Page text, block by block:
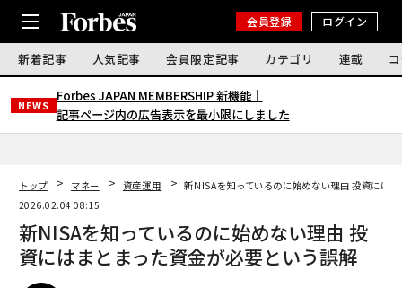
会員登録 ログイン
新着記事 人気記事 会員限定記事 カテゴリ 連載
NEWS
Forbes JAPAN MEMBERSHIP 新機能｜
記事ページ内の広告表示を最小限にしました
トップ マネー 資産運用
新NISAを知っているのに始めない理由 投資には
2026.02.04 08:15
新NISAを知っているのに始めない理由 投
資にはまとまった資金が必要という誤解